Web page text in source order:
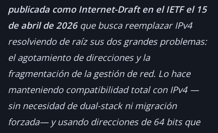
publicada como Internet-Draft en el IETF el 15
de abril de 2026que busca reemplazar IPv4
resolviendo de raíz sus dos grandes problemas:
el agotamiento de direcciones y la
fragmentación de la gestión de red. Lo hace
manteniendo compatibilidad total con IPv4 —
sin necesidad de dual-stack ni migración
forzada— y usando direcciones de 64 bits que